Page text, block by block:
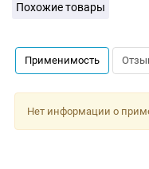
Похожие товары
Применимость
Нет информации о